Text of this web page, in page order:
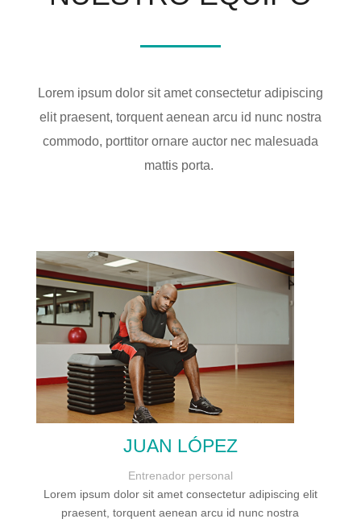
Lorem ipsum dolor sit amet consectetur adipiscing
elit praesent, torquent aenean arcu id nunc nostra
commodo, porttitor ornare auctor nec malesuada
mattis porta.
JUAN LÓPEZ
Entrenador personal
Lorem ipsum dolor sit amet consectetur adipiscing elit
praesent, torquent aenean arcu id nunc nostra